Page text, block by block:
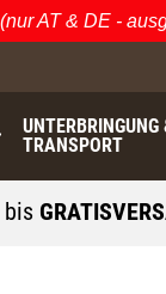
AT & DE -
UNTERBRINGUNG
TRANSPORT
bis